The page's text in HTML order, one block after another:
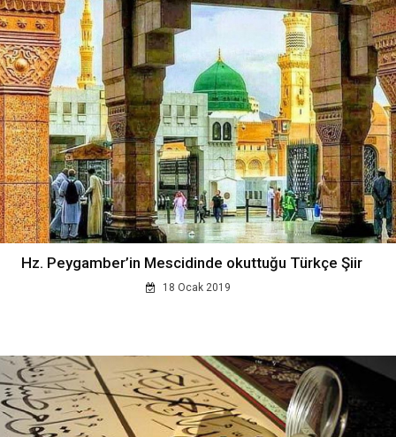
Hz. Peygamber’in Mescidinde okuttuğu Türkçe Şiir
18 Ocak 2019